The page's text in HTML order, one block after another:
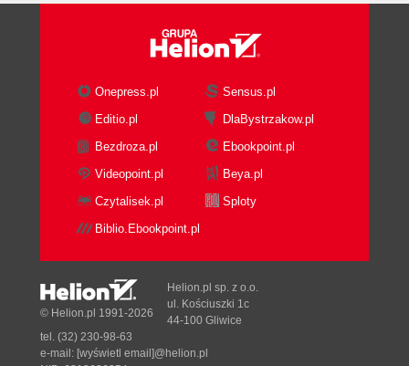
Onepress.pl
Sensus.pl
Editio.pl
DlaBystrzakow.pl
Bezdroza.pl
Ebookpoint.pl
Videopoint.pl
Beya.pl
Czytalisek.pl
Sploty
Biblio.Ebookpoint.pl
© Helion.pl 1991-2026
Helion.pl sp. z o.o.
ul. Kościuszki 1c
44-100 Gliwice
tel. (32) 230-98-63
e-mail: [wyświetl email]@helion.pl